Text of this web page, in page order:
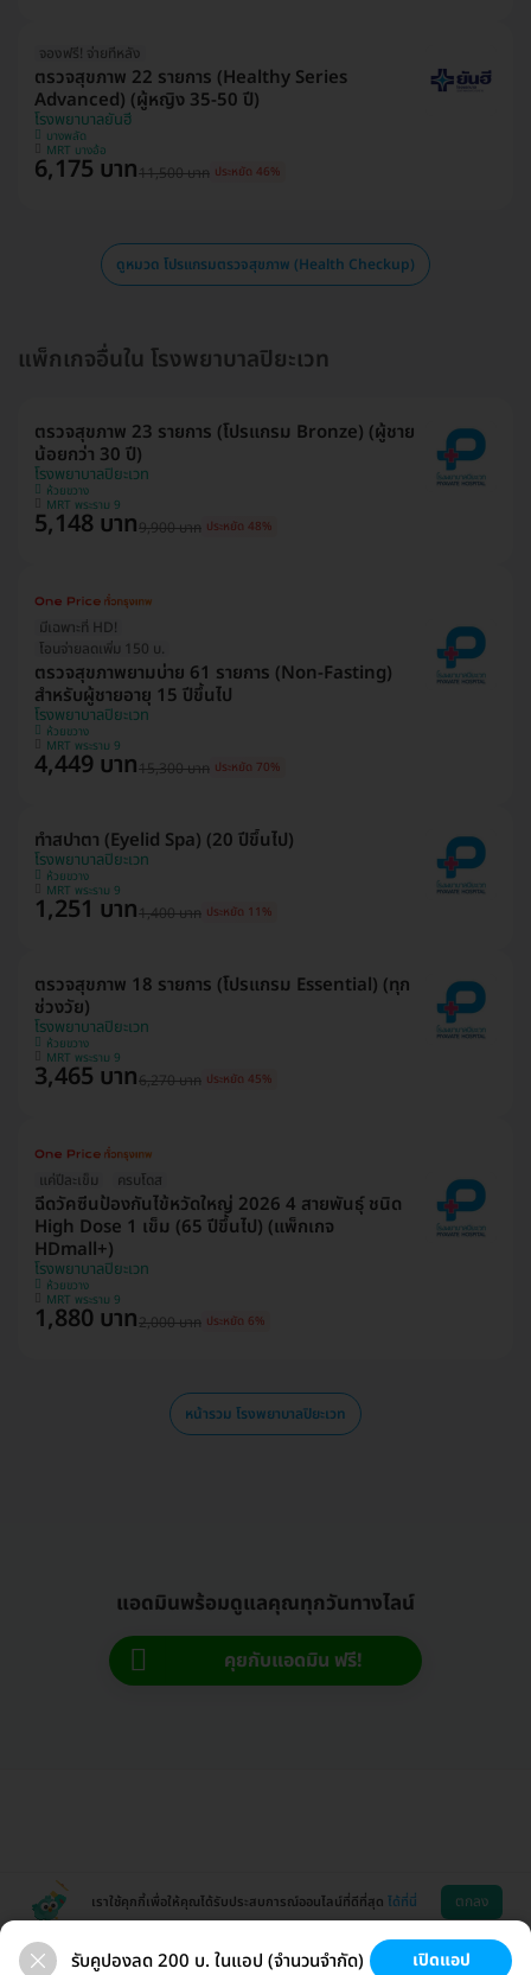
จองฟรี! จ่ายทีหลัง
ตรวจสุขภาพ 22 รายการ (Healthy Series
Advanced) (ผู้หญิง 35-50 ปี)
โรงพยาบาลยันฮี
บางพลัด
MRT บางอ้อ
6,175 บาท11,500 บาท ประหยัด 46%
ดูหมวด โปรแกรมตรวจสุขภาพ (Health Checkup)
แพ็กเกจอื่นใน โรงพยาบาลปิยะเวท
ตรวจสุขภาพ 23 รายการ (โปรแกรม Bronze) (ผู้ชาย
น้อยกว่า 30 ปี)
โรงพยาบาลปิยะเวท
ห้วยขวาง
MRT พระราม 9
5,148 บาท9,900 บาท ประหยัด 48%
มีเฉพาะที่ HD!
โอนจ่ายลดเพิ่ม 150 บ.
ตรวจสุขภาพยามบ่าย 61 รายการ (Non-Fasting)
สำหรับผู้ชายอายุ 15 ปีขึ้นไป
โรงพยาบาลปิยะเวท
ห้วยขวาง
MRT พระราม 9
4,449 บาท15,300 บาท ประหยัด 70%
ทำสปาตา (Eyelid Spa) (20 ปีขึ้นไป)
โรงพยาบาลปิยะเวท
ห้วยขวาง
MRT พระราม 9
1,251 บาท1,400 บาท ประหยัด 11%
ตรวจสุขภาพ 18 รายการ (โปรแกรม Essential) (ทุก
ช่วงวัย)
โรงพยาบาลปิยะเวท
ห้วยขวาง
MRT พระราม 9
3,465 บาท6,270 บาท ประหยัด 45%
แค่ปีละเข็ม ครบโดส
ฉีดวัคซีนป้องกันไข้หวัดใหญ่ 2026 4 สายพันธุ์ ชนิด
High Dose 1 เข็ม (65 ปีขึ้นไป) (แพ็กเกจ
HDmall+)
โรงพยาบาลปิยะเวท
ห้วยขวาง
MRT พระราม 9
1,880 บาท2,000 บาท ประหยัด 6%
หน้ารวม โรงพยาบาลปิยะเวท
แอดมินพร้อมดูแลคุณทุกวันทางไลน์
คุยกับแอดมิน ฟรี!
เราใช้คุกกี้เพื่อให้คุณได้รับประสบการณ์ออนไลน์ที่ดีที่สุด ได้ที่นี่ ตกลง
รับคูปองลด 200 บ. ในแอป (จำนวนจำกัด) เปิดแอป